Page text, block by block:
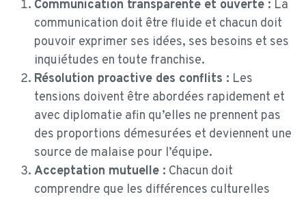
Communication transparente et ouverte : La
communication doit être fluide et chacun doit
pouvoir exprimer ses idées, ses besoins et ses
inquiétudes en toute franchise.
Résolution proactive des conflits : Les
tensions doivent être abordées rapidement et
avec diplomatie afin qu’elles ne prennent pas
des proportions démesurées et deviennent une
source de malaise pour l’équipe.
Acceptation mutuelle : Chacun doit
comprendre que les différences culturelles